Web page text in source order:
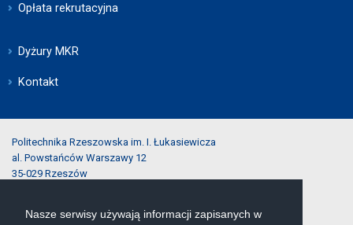
Nasze serwisy używają informacji zapisanych w
Opłata rekrutacyjna
Dyżury MKR
Kontakt
Politechnika Rzeszowska im. I. Łukasiewicza
al. Powstańców Warszawy 12
35-029 Rzeszów
tel.:(17) 743-25-40